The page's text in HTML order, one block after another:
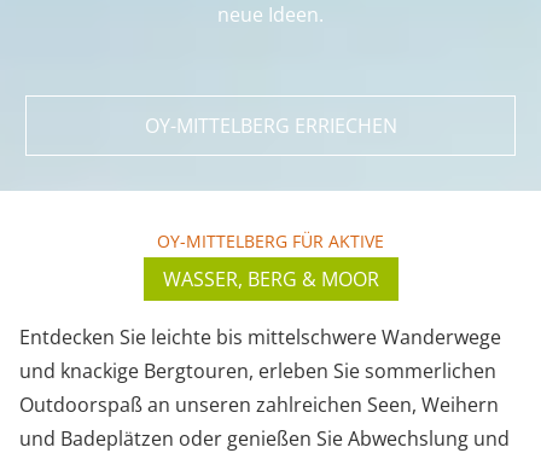
neue Ideen.
OY-MITTELBERG ERRIECHEN
OY-MITTELBERG FÜR AKTIVE
WASSER, BERG & MOOR
Entdecken Sie leichte bis mittelschwere Wanderwege
und knackige Bergtouren, erleben Sie sommerlichen
Outdoorspaß an unseren zahlreichen Seen, Weihern
und Badeplätzen oder genießen Sie Abwechslung und